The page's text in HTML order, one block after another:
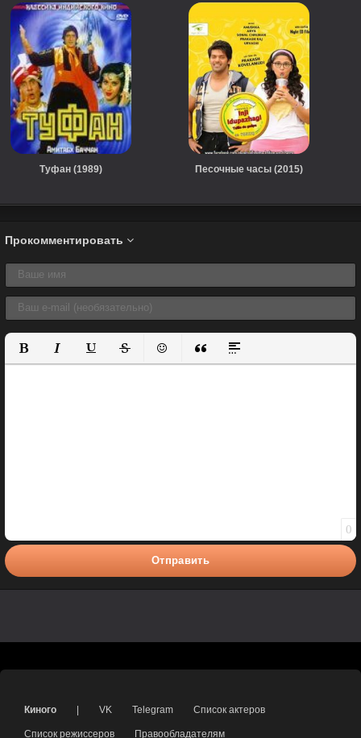
Туфан (1989) Песочные часы (2015)
Прокомментировать
Полужирный
КурсивПодчеркнутый
ЗачеркнутыйВставить смайлик
Вставка цитаты
Вставка спойлера
0
Отправить
Киного | VK Telegram Список актеров
Список режиссеров Правообладателям